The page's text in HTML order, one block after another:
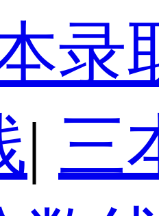
录
| 三